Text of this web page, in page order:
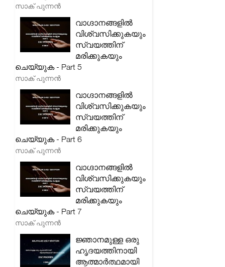
സാക് പുന്നൻ
വാഗ്ദാനങ്ങളിൽ
വിശ്വസിക്കുകയും
സ്വയത്തിന്
മരിക്കുകയും
ചെയ്യുക - Part 5
സാക് പുന്നൻ
വാഗ്ദാനങ്ങളിൽ
വിശ്വസിക്കുകയും
സ്വയത്തിന്
മരിക്കുകയും
ചെയ്യുക - Part 6
സാക് പുന്നൻ
വാഗ്ദാനങ്ങളിൽ
വിശ്വസിക്കുകയും
സ്വയത്തിന്
മരിക്കുകയും
ചെയ്യുക - Part 7
സാക് പുന്നൻ
ജ്ഞാനമുള്ള ഒരു
ഹൃദയത്തിനായി
ആത്മാർത്ഥമായി